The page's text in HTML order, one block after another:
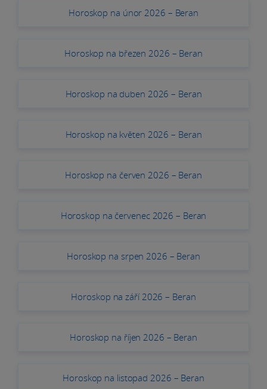
Horoskop na únor 2026 – Beran
Horoskop na březen 2026 – Beran
Horoskop na duben 2026 – Beran
Horoskop na květen 2026 – Beran
Horoskop na červen 2026 – Beran
Horoskop na červenec 2026 – Beran
Horoskop na srpen 2026 – Beran
Horoskop na září 2026 – Beran
Horoskop na říjen 2026 – Beran
Horoskop na listopad 2026 – Beran